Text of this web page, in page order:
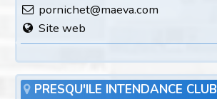
pornichet@maeva.com
Site web
PRESQU'ILE INTENDANCE CLUB